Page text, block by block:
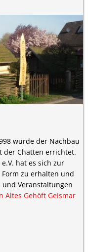
wurde der Nachbau
der Chatten errichtet.
hat es sich zur
zu erhalten und
Veranstaltungen
Altes Gehöft Geismar